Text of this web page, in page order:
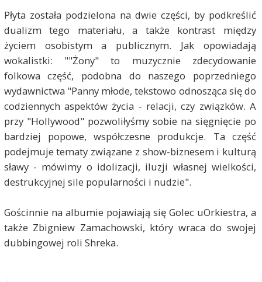
Płyta została podzielona na dwie części, by podkreślić
dualizm tego materiału, a także kontrast między
życiem osobistym a publicznym. Jak opowiadają
wokalistki: ""Żony" to muzycznie zdecydowanie
folkowa część, podobna do naszego poprzedniego
wydawnictwa "Panny młode, tekstowo odnosząca się do
codziennych aspektów życia - relacji, czy związków. A
przy "Hollywood" pozwoliłyśmy sobie na sięgnięcie po
bardziej popowe, współczesne produkcje. Ta część
podejmuje tematy związane z show-biznesem i kulturą
sławy - mówimy o idolizacji, iluzji własnej wielkości,
destrukcyjnej sile popularności i nudzie".
Gościnnie na albumie pojawiają się Golec uOrkiestra, a
także Zbigniew Zamachowski, który wraca do swojej
dubbingowej roli Shreka.